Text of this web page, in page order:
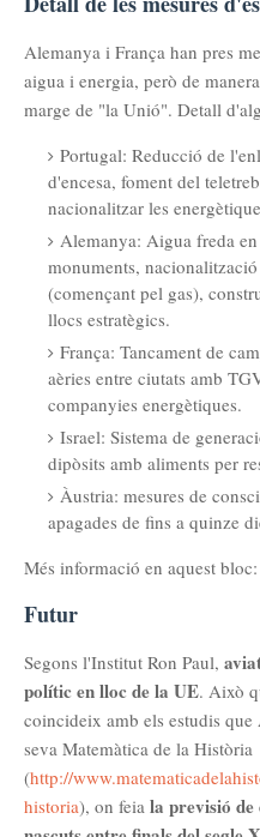
Alemanya i França han pres
aigua i energia, però de
marge de "la Unió". Detall
Portugal: Reducció de
d'encesa, foment del
nacionalitzar les
Alemanya: Aigua freda
monuments,
(començant pel gas),
llocs estratègics.
França: Tancament de
aèries entre ciutats amb
companyies energètiques.
Israel: Sistema de
dipòsits amb aliments per
Àustria: mesures de
apagades de fins a quinze
Més informació en aquest bloc:
Futur
Segons l'Institut Ron Paul,
polític en lloc de la UE. Això
coincideix amb els estudis
seva Matemàtica de la Història
(http://
historia), on feia la previsió de